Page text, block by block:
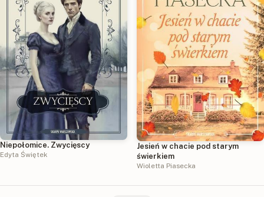
Niepołomice. Zwycięscy
Edyta Świętek
Jesień w chacie pod starym
świerkiem
Wioletta Piasecka